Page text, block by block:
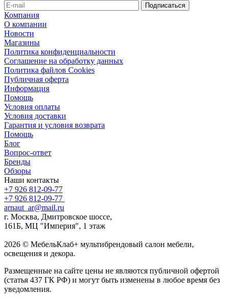
Компания
О компании
Новости
Магазины
Политика конфиденциальности
Соглашение на обработку данных
Политика файлов Cookies
Публичная оферта
Информация
Помощь
Условия оплаты
Условия доставки
Гарантия и условия возврата
Помощь
Блог
Вопрос-ответ
Бренды
Обзоры
Наши контакты
+7 926 812-09-77
+7 926 812-09-77
arnaut_ar@mail.ru
г. Москва, Дмитровское шоссе,
161Б, МЦ "Империя", 1 этаж
2026 © МебельКлаб+ мультибрендовый салон мебели,
освещения и декора.
Размещенные на сайте цены не являются публичной офертой
(статья 437 ГК РФ) и могут быть изменены в любое время без
уведомления.